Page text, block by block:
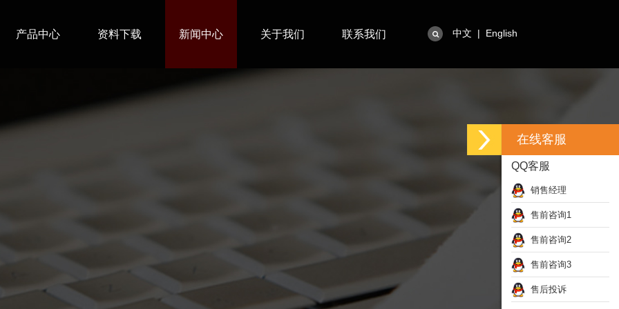
产品中心 资料下载 新闻中心 关于我们 联系我们 中文 | English
在线客服
QQ客服
销售经理
售前咨询1
售前咨询2
售前咨询3
售后投诉